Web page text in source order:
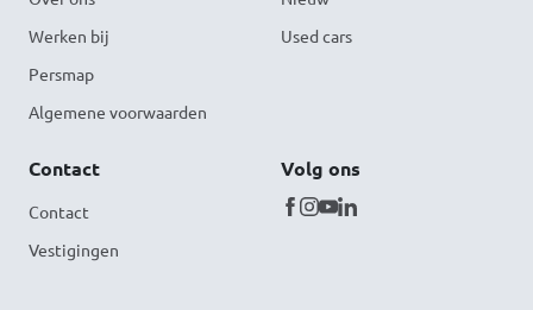
Werken bij
Persmap
Algemene voorwaarden
Used cars
Contact
Contact
Vestigingen
Volg ons